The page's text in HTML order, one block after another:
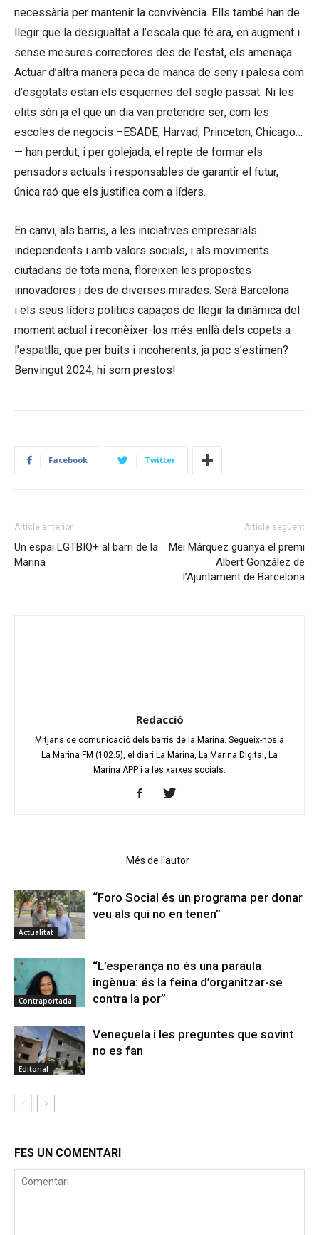
necessària per mantenir la convivència. Ells també han de
llegir que la desigualtat a l’escala que té ara, en augment i
sense mesures correctores des de l’estat, els amenaça.
Actuar d’altra manera peca de manca de seny i palesa com
d’esgotats estan els esquemes del segle passat. Ni les
elits són ja el que un dia van pretendre ser; com les
escoles de negocis –ESADE, Harvad, Princeton, Chicago…
— han perdut, i per golejada, el repte de formar els
pensadors actuals i responsables de garantir el futur,
única raó que els justifica com a líders.
En canvi, als barris, a les iniciatives empresarials
independents i amb valors socials, i als moviments
ciutadans de tota mena, floreixen les propostes
innovadores i des de diverses mirades. Serà Barcelona
i els seus líders polítics capaços de llegir la dinàmica del
moment actual i reconèixer-los més enllà dels copets a
l’espatlla, que per buits i incoherents, ja poc s’estimen?
Benvingut 2024, hi som prestos!
Facebook Twitter
Article anterior
Un espai LGTBIQ+ al barri de la
Marina
Article següent
Mei Márquez guanya el premi
Albert González de
l’Ajuntament de Barcelona
Redacció
Mitjans de comunicació dels barris de la Marina. Segueix-nos a
La Marina FM (102.5), el diari La Marina, La Marina Digital, La
Marina APP i a les xarxes socials.
Més de l'autor
Actualitat
“Foro Social és un programa per donar
veu als qui no en tenen”
Contraportada
“L’esperança no és una paraula
ingènua: és la feina d’organitzar-se
contra la por”
Editorial
Veneçuela i les preguntes que sovint
no es fan
FES UN COMENTARI